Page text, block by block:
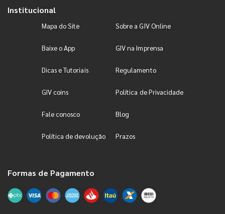
Institucional
Mapa do Site Sobre a GIV Online
Baixe o App GIV na Imprensa
Dicas e Tutoriais Regulamento
GIV coins Política de Privacidade
Fale conosco Blog
Política de devolução Prazos
Formas de Pagamento